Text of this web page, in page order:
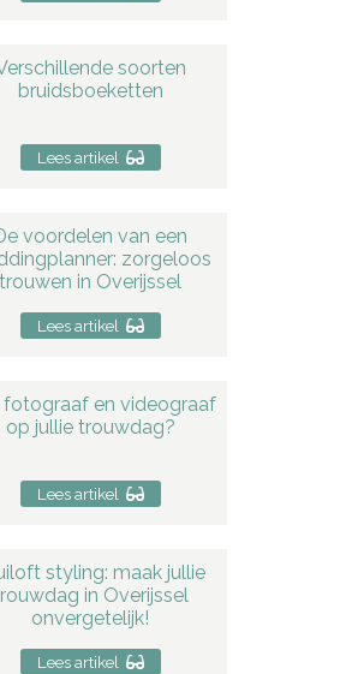
soorten
bruidsboeketten
Lees artikel
voordelen van een
zorgeloos
trouwen in Overijssel
Lees artikel
fotograaf en videograaf
op jullie trouwdag?
Lees artikel
styling: maak jullie
in Overijssel
onvergetelijk!
Lees artikel